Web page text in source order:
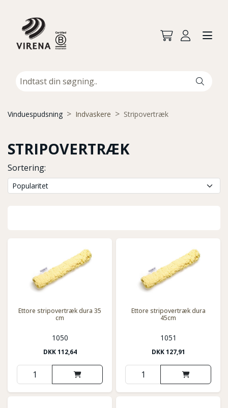
Vinduespudsning Indvaskere Stripovertræk
STRIPOVERTRÆK
Sortering:
Ettore stripovertræk dura 35
cm
1050
DKK112,64
Ettore stripovertræk dura
45cm
1051
DKK127,91